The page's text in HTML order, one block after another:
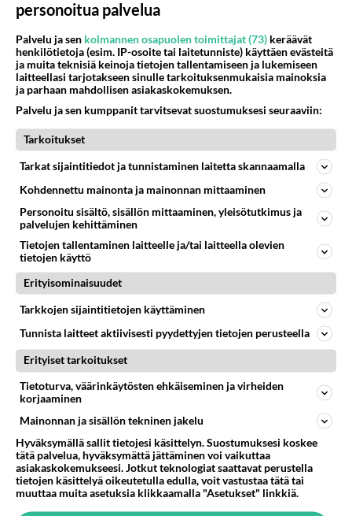
2026-02-12 16:36:59
Anonyymi00022kirjoitti:
Opettele edes suomea, jos kerran Suomessa asut.
Arvaa mitä muuta saattaa eläkeläisäijältä pudota
Äänestä Kommentoi
Anonyymi00026
2026-02-13 12:14:38
Anonyymi00023 kirjoitti:
Arvaa mitä muuta saattaa eläkeläisäijältä pudota kuin
tekohampaat?
Minä tulen paikalle jos Mikko ja Sampuli ovat
siellä kanssa!
Äänestä
Anonyymi00027
2026-02-13 17:57:45
Anonyymi00022kirjoitti:
Opettele edes suomea, jos kerran Suomessa asut.
Olisikohan olleet minun? Hukkasit hampaani
personoitua palvelua
Palvelu ja sen kolmannen osapuolen toimittajat (73) keräävät
henkilötietoja (esim. IP-osoite tai laitetunniste) käyttäen evästeitä
ja muita teknisiä keinoja tietojen tallentamiseen ja lukemiseen
laitteellasi tarjotakseen sinulle tarkoituksenmukaisia mainoksia
ja parhaan mahdollisen asiakaskokemuksen.
Palvelu ja sen kumppanit tarvitsevat suostumuksesi seuraaviin:
Tarkoitukset
Tarkat sijaintitiedot ja tunnistaminen laitetta skannaamalla
Kohdennettu mainonta ja mainonnan mittaaminen
Personoitu sisältö, sisällön mittaaminen, yleisötutkimus ja
palvelujen kehittäminen
Tietojen tallentaminen laitteelle ja/tai laitteella olevien
tietojen käyttö
Erityisominaisuudet
Tarkkojen sijaintitietojen käyttäminen
Tunnista laitteet aktiivisesti pyydettyjen tietojen perusteella
Erityiset tarkoitukset
Tietoturva, väärinkäytösten ehkäiseminen ja virheiden
korjaaminen
Mainonnan ja sisällön tekninen jakelu
Hyväksymällä sallit tietojesi käsittelyn. Suostumuksesi koskee
tätä palvelua, hyväksymättä jättäminen voi vaikuttaa
asiakaskokemukseesi. Jotkut teknologiat saattavat perustella
tietojen käsittelyä oikeutetulla edulla, voit vastustaa tätä tai
muuttaa muita asetuksia klikkaamalla "Asetukset" linkkiä.